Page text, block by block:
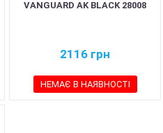
VANGUARD AK BLACK 28008
2116 грн
НЕМАЄ В НАЯВНОСТІ